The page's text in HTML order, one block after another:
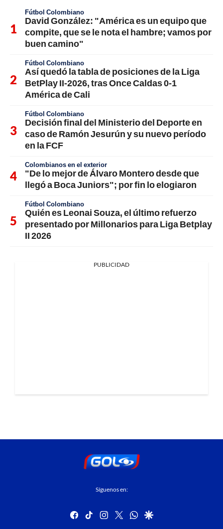
Fútbol Colombiano
David González: "América es un equipo que
compite, que se le nota el hambre; vamos por
buen camino"
Fútbol Colombiano
Así quedó la tabla de posiciones de la Liga
BetPlay II-2026, tras Once Caldas 0-1
América de Cali
Fútbol Colombiano
Decisión final del Ministerio del Deporte en
caso de Ramón Jesurún y su nuevo período
en la FCF
Colombianos en el exterior
"De lo mejor de Álvaro Montero desde que
llegó a Boca Juniors"; por fin lo elogiaron
Fútbol Colombiano
Quién es Leonai Souza, el último refuerzo
presentado por Millonarios para Liga Betplay
II 2026
PUBLICIDAD
Síguenos en:
facebook
tiktok instagram
twitterwhatsapp
google